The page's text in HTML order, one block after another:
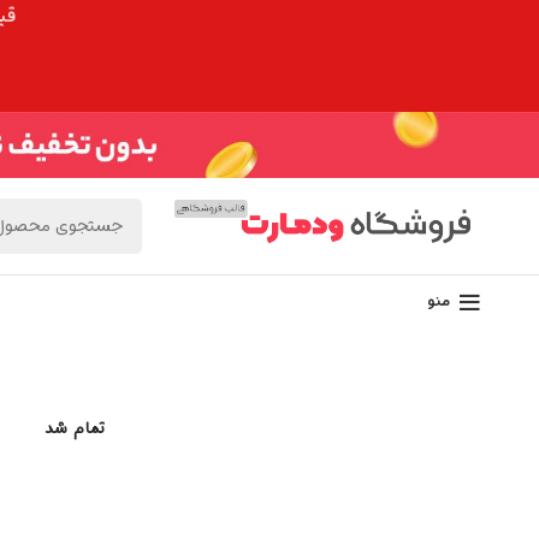
منو
تمام شد